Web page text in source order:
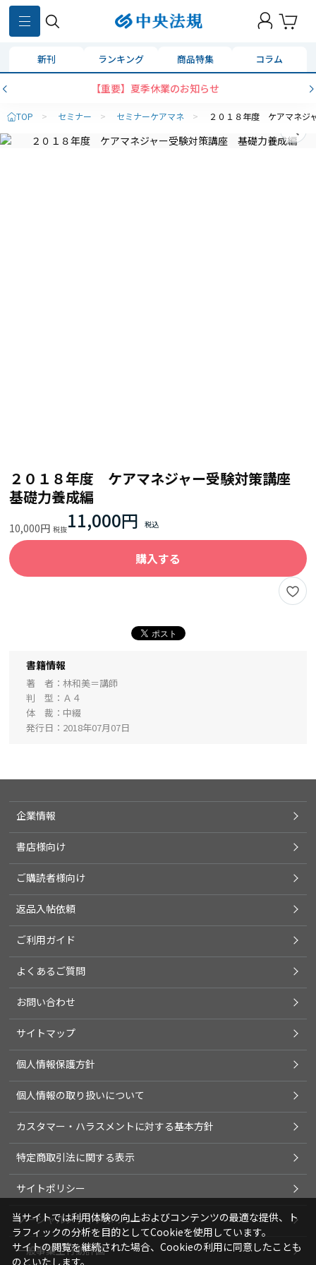
新刊 ランキング 商品特集 コラム
【重要】夏季休業のお知らせ
TOP > セミナー > セミナーケアマネ > ２０１８年度 ケアマネジ
２０１８年度 ケアマネジャー受験対策講座
基礎力養成編
10,000円 11,000円
購入する
書籍情報
著 者
林和美＝講師
判 型
Ａ４
体 裁
中綴
発行日
2018年07月07日
企業情報
書店様向け
ご購読者様向け
返品入帖依頼
ご利用ガイド
よくあるご質問
お問い合わせ
サイトマップ
個人情報保護方針
個人情報の取り扱いについて
カスタマー・ハラスメントに対する基本方針
特定商取引法に関する表示
サイトポリシー
ソーシャルメディアポリシー
一般事業主行動計画
当サイトでは利用体験の向上およびコンテンツの最適な提供、ト
ラフィックの分析を目的としてCookieを使用しています。
サイトの閲覧を継続された場合、Cookieの利用に同意したことも
のといたします。